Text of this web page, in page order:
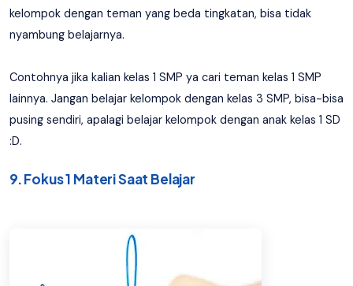
kelompok dengan teman yang beda tingkatan, bisa tidak
nyambung belajarnya.
Contohnya jika kalian kelas 1 SMP ya cari teman kelas 1 SMP
lainnya. Jangan belajar kelompok dengan kelas 3 SMP, bisa-bisa
pusing sendiri, apalagi belajar kelompok dengan anak kelas 1 SD
:D.
9. Fokus 1 Materi Saat Belajar